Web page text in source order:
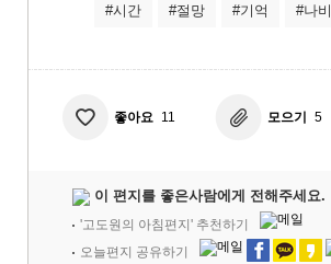
#시간 #절망 #기억 #나비
좋아요 11 모으기 5
이 편지를 좋은사람에게 전해주세요.
'고도원의 아침편지' 추천하기
오늘편지 공유하기